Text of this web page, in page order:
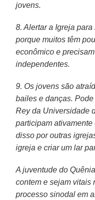
jovens.
8. Alertar a Igreja
porque muitos têm
econômico e
independentes.
9. Os jovens são
bailes e danças.
Rey da Universidade
participam
disso por outras
igreja e criar um lar
A juventude do
contem e sejam vitais
processo sinodal em